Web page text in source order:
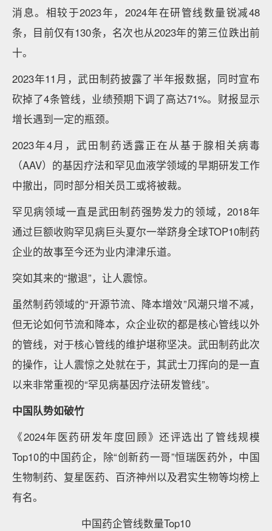
消息。相较于2023年，2024年在研管线数量锐减48
条，目前仅有130条，名次也从2023年的第三位跌出前
十。
2023年11月，武田制药披露了半年报数据，同时宣布
砍掉了4条管线，业绩预期下调了高达71%。财报显示
增长遇到一定的瓶颈。
2023年4月，武田制药透露正在从基于腺相关病毒
（AAV）的基因疗法和罕见血液学领域的早期研发工作
中撤出，同时部分相关员工或将被裁。
罕见病领域一直是武田制药强势发力的领域，2018年
通过巨额收购罕见病巨头夏尔一举跻身全球TOP10制药
企业的故事至今还为业内津津乐道。
突如其来的“撤退”，让人震惊。
虽然制药领域的“开源节流、降本增效”风潮只增不减，
但无论如何节流和降本，众企业砍的都是核心管线以外
的管线，对于核心管线的维护堪称坚决。武田制药此次
的操作，让人震惊之处就在于，其武士刀挥向的是一直
以来非常重视的“罕见病基因疗法研发管线”。
中国队势如破竹
《2024年医药研发年度回顾》还评选出了管线规模
Top10的中国药企，除“创新药一哥”恒瑞医药外，中国
生物制药、复星医药、百济神州以及君实生物等均榜上
有名。
中国药企管线数量Top10